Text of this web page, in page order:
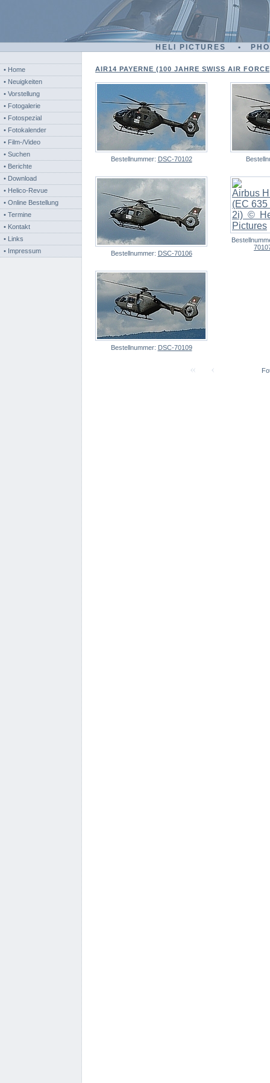
HELI PICTURES •
• Home
• Neuigkeiten
• Vorstellung
• Fotogalerie
• Fotospezial
• Fotokalender
• Film-/Video
• Suchen
• Berichte
• Download
• Helico-Revue
• Online Bestellung
• Termine
• Kontakt
• Links
• Impressum
AIR14 PAYERNE (100 JAHRE SWISS AIR
Bestellnummer: DSC-70102
Bestellnummer: DSC-70106
Bestellnummer: DSC-70109